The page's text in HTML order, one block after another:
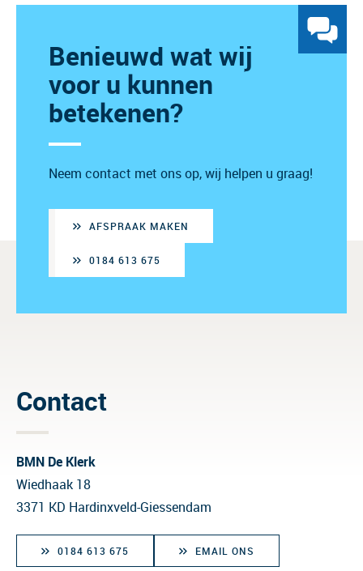
Benieuwd wat wij
voor u kunnen
betekenen?
Neem contact met ons op, wij helpen u graag!
AFSPRAAK MAKEN
0184 613 675
Contact
BMN De Klerk
Wiedhaak 18
3371 KD Hardinxveld-Giessendam
0184 613 675 EMAIL ONS